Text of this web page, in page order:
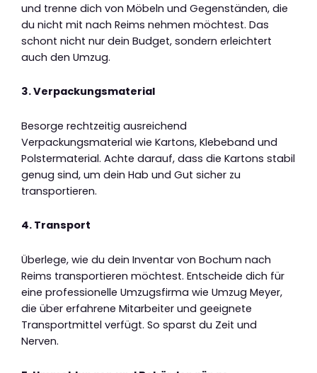
und trenne dich von Möbeln und Gegenständen, die
du nicht mit nach Reims nehmen möchtest. Das
schont nicht nur dein Budget, sondern erleichtert
auch den Umzug.
3. Verpackungsmaterial
Besorge rechtzeitig ausreichend
Verpackungsmaterial wie Kartons, Klebeband und
Polstermaterial. Achte darauf, dass die Kartons stabil
genug sind, um dein Hab und Gut sicher zu
transportieren.
4. Transport
Überlege, wie du dein Inventar von Bochum nach
Reims transportieren möchtest. Entscheide dich für
eine professionelle Umzugsfirma wie Umzug Meyer,
die über erfahrene Mitarbeiter und geeignete
Transportmittel verfügt. So sparst du Zeit und
Nerven.